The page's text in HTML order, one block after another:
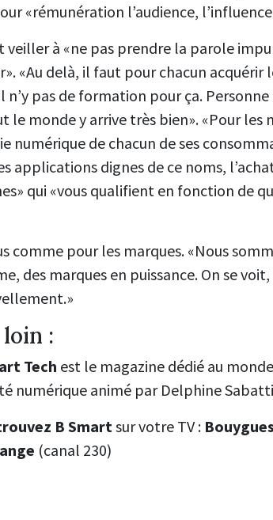
«rémunération l’audience,
veiller à «ne pas prendre la parole
«Au delà, il faut pour chacun acquérir
pas de formation pour ça.
monde y arrive très bien». «Pour les
numérique de chacun de ses
applications dignes de ce noms,
qui «vous qualifient en fonction de
comme pour les marques. «Nous
des marques en puissance. On se
:
Tech est le magazine dédié au
numérique animé par Delphine
B Smartsur votre TV : Bouygues
(canal 230)